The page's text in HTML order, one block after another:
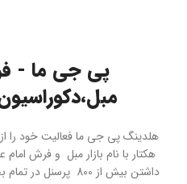
پی جی ما -
هکتار با نام بازار مبل و فرش امام
داشتن بیش از 800